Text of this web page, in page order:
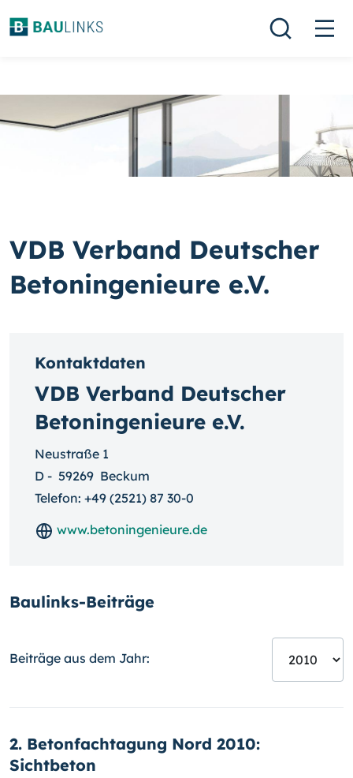
VDB Verband Deutscher
Betoningenieure e.V.
Kontaktdaten
VDB Verband Deutscher
Betoningenieure e.V.
Neustraße 1
D - 59269 Beckum
Telefon: +49 (2521) 87 30-0
www.betoningenieure.de
Baulinks-Beiträge
Beiträge aus dem Jahr:
2. Betonfachtagung Nord 2010:
Sichtbeton